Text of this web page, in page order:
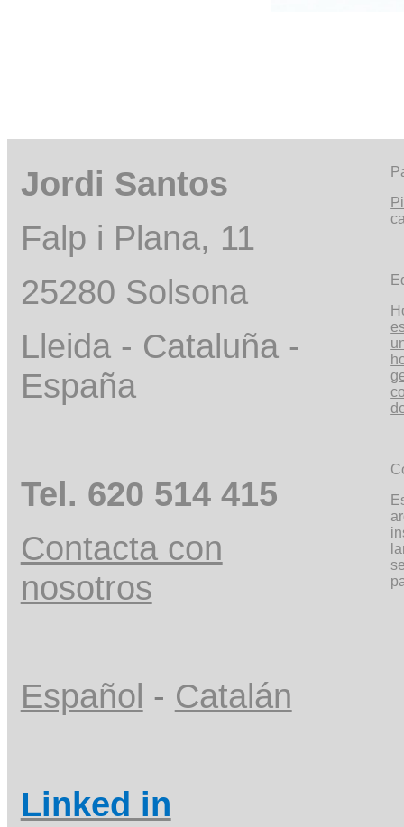
Jordi Santos
Falp i Plana, 11
25280 Solsona
Lleida - Cataluña -
España
Tel. 620 514 415
Contacta con
nosotros
Español - Catalán
Linked in